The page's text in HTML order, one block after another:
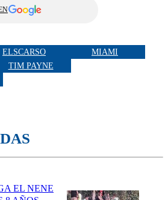
ELSCARSO
MIAMI
TIM PAYNE
EL NENE